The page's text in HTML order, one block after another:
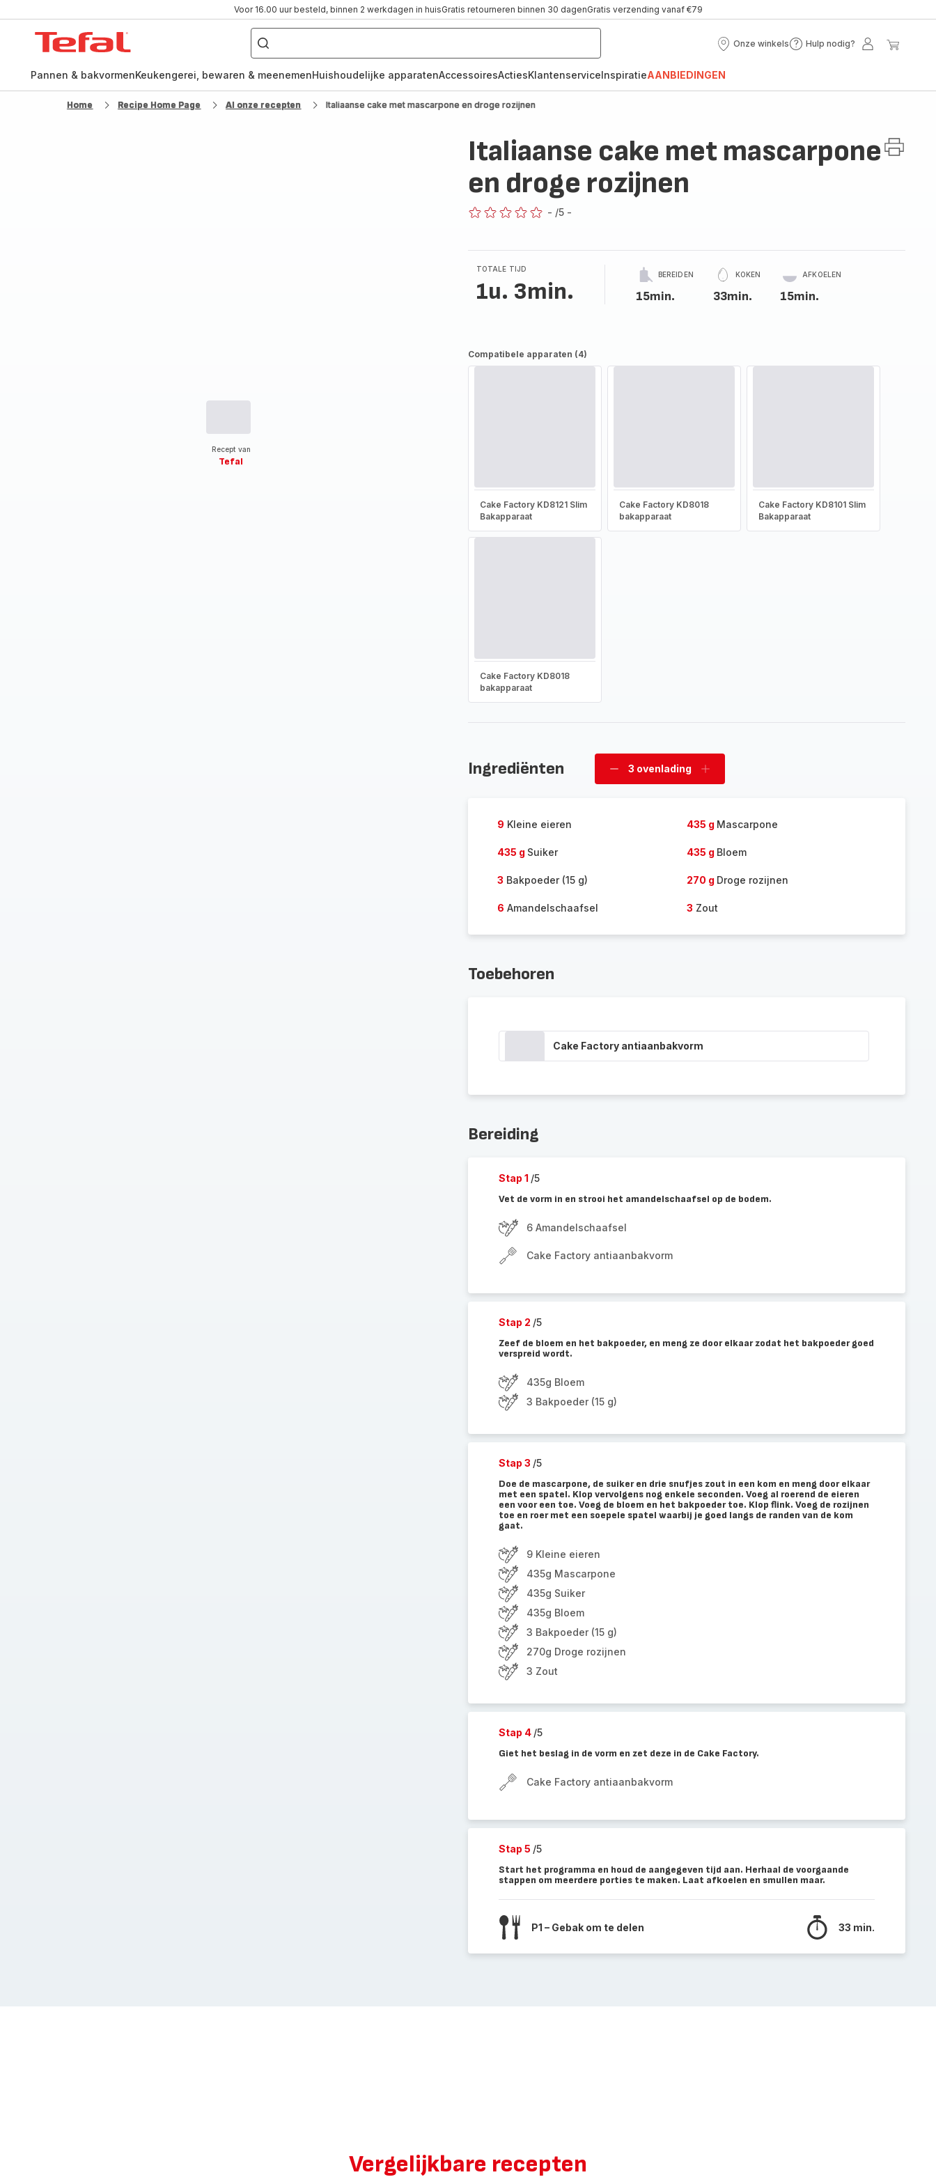
Voor 16.00 uur besteld, binnen 2 werkdagen in huisGratis retourneren binnen 30 dagenGratis verzending vanaf €79
Waar
ben
naar
Onze winkels
Onze
Hulp nodig?
Hulp
Mijn
Pannen & bakvormenKeukengerei, bewaren & meenemenHuishoudelijke apparatenAccessoiresActiesKlantenserviceInspiratieAANBIEDINGEN
Home Recipe Home Page Al onze recepten Italiaanse cake met mascarpone en droge rozijnen
Recept van
Tefal
Italiaanse cake met mascarpone
en droge rozijnen
- /5 -
TOTALE TIJD
1u. 3min.
BEREIDEN
15min.
KOKEN
33min.
AFKOELEN
15min.
Compatibele apparaten (4)
Cake Factory KD8121 Slim
Bakapparaat
Cake Factory KD8018
bakapparaat
Cake Factory KD8101 Slim
Bakapparaat
Cake Factory KD8018
bakapparaat
Ingrediënten
Verwijder
3 ovenlading
Voeg
9 Kleine eieren 435 g Mascarpone
435 g Suiker 435 g Bloem
3 Bakpoeder (15 g) 270 g Droge rozijnen
6 Amandelschaafsel 3 Zout
Toebehoren
Cake Factory antiaanbakvorm
Bereiding
Stap 1 /5
Vet de vorm in en strooi het amandelschaafsel op de bodem.
6 Amandelschaafsel
Cake Factory antiaanbakvorm
Stap 2 /5
Zeef de bloem en het bakpoeder, en meng ze door elkaar zodat het bakpoeder goed
verspreid wordt.
435g Bloem
3 Bakpoeder (15 g)
Stap 3 /5
Doe de mascarpone, de suiker en drie snufjes zout in een kom en meng door elkaar
met een spatel. Klop vervolgens nog enkele seconden. Voeg al roerend de eieren
een voor een toe. Voeg de bloem en het bakpoeder toe. Klop flink. Voeg de rozijnen
toe en roer met een soepele spatel waarbij je goed langs de randen van de kom
gaat.
9 Kleine eieren
435g Mascarpone
435g Suiker
435g Bloem
3 Bakpoeder (15 g)
270g Droge rozijnen
3 Zout
Stap 4 /5
Giet het beslag in de vorm en zet deze in de Cake Factory.
Cake Factory antiaanbakvorm
Stap 5 /5
Start het programma en houd de aangegeven tijd aan. Herhaal de voorgaande
stappen om meerdere porties te maken. Laat afkoelen en smullen maar.
P1 – Gebak om te delen 33 min.
Vergelijkbare recepten